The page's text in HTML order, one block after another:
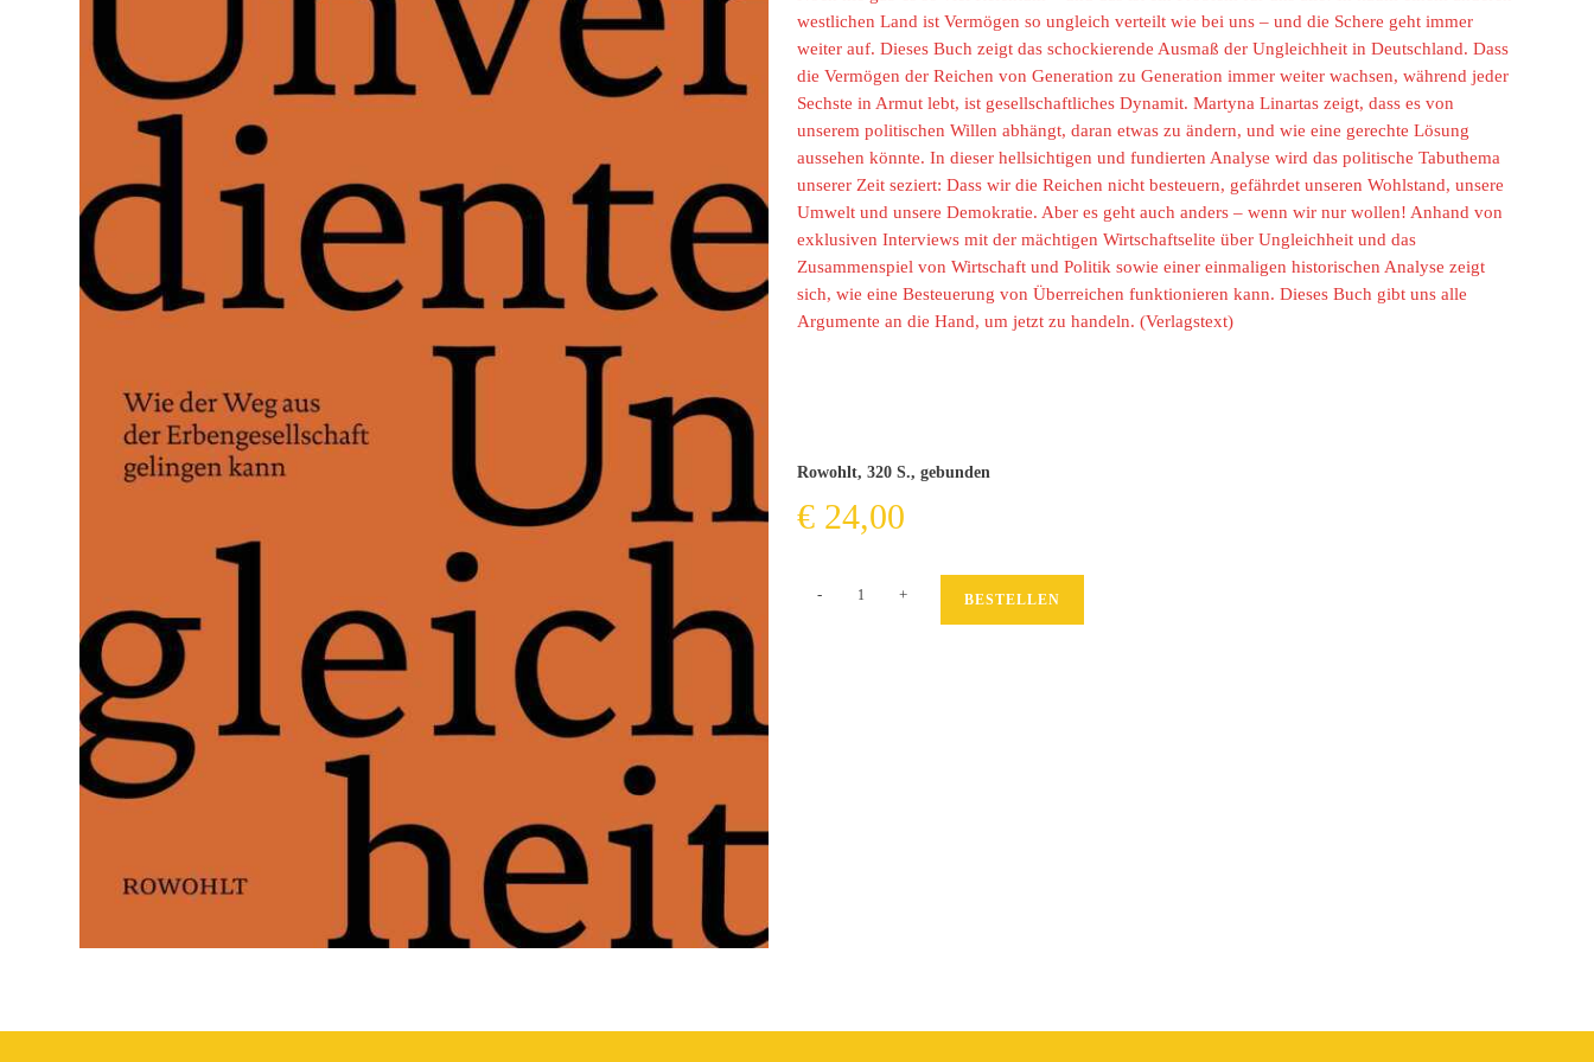
westlichen Land ist Vermögen so ungleich verteilt wie bei uns – und die Schere geht immer
weiter auf. Dieses Buch zeigt das schockierende Ausmaß der Ungleichheit in Deutschland. Dass
die Vermögen der Reichen von Generation zu Generation immer weiter wachsen, während jeder
Sechste in Armut lebt, ist gesellschaftliches Dynamit. Martyna Linartas zeigt, dass es von
unserem politischen Willen abhängt, daran etwas zu ändern, und wie eine gerechte Lösung
aussehen könnte. In dieser hellsichtigen und fundierten Analyse wird das politische Tabuthema
unserer Zeit seziert: Dass wir die Reichen nicht besteuern, gefährdet unseren Wohlstand, unsere
Umwelt und unsere Demokratie. Aber es geht auch anders – wenn wir nur wollen! Anhand von
exklusiven Interviews mit der mächtigen Wirtschaftselite über Ungleichheit und das
Zusammenspiel von Wirtschaft und Politik sowie einer einmaligen historischen Analyse zeigt
sich, wie eine Besteuerung von Überreichen funktionieren kann. Dieses Buch gibt uns alle
Argumente an die Hand, um jetzt zu handeln. (Verlagstext)
Rowohlt, 320 S., gebunden
€ 24,00
Unverdiente
- + BESTELLEN